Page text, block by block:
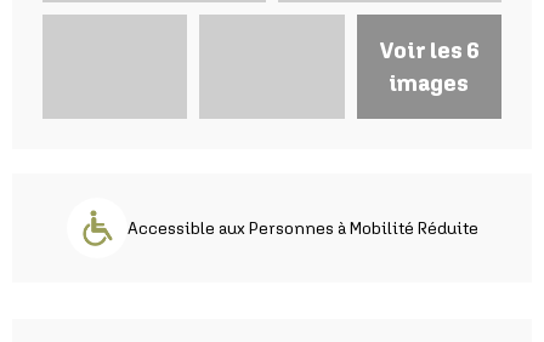
Voir les 6
images
Accessible aux Personnes à Mobilité Réduite